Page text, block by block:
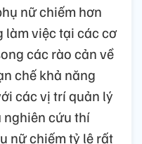
nữ chiếm hơn
làm việc tại các cơ
các rào cản về
chế khả năng
các vị trí quản lý
nghiên cứu thí
nữ chiếm tỷ lệ rất